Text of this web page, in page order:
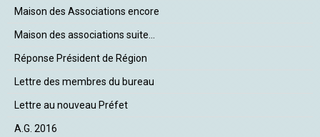
Maison des Associations encore
Maison des associations suite...
Réponse Président de Région
Lettre des membres du bureau
Lettre au nouveau Préfet
A.G. 2016